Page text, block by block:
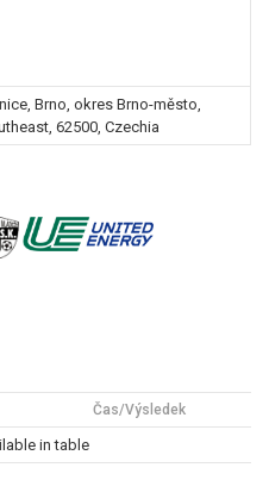
Brno, okres Brno-město,
62500, Czechia
Čas/Výsledek
in table